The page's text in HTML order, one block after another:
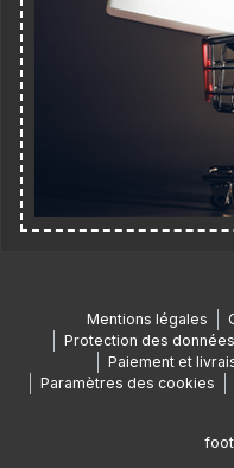
Mentions légales
Protection des données
Paiement et
Paramètres des cookies